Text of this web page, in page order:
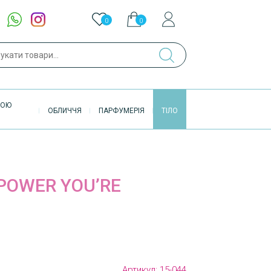
0 0
ОБЛИЧЧЯ ПАРФУМЕРІЯ ТІЛО
YOU’RE